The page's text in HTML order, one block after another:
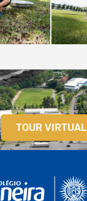
TOUR VIRTUAL